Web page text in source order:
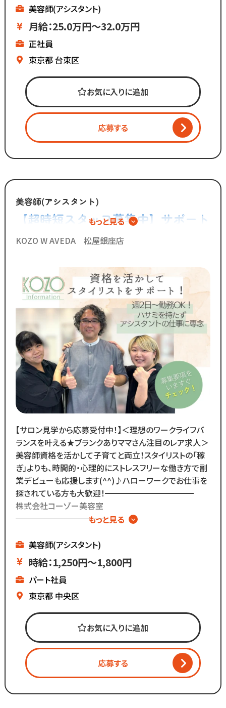
∴‥∵‥∴‥∵‥∵
━━━━━━━━━━━
株式会社コーゾー美容室
━━━━━━━━━━━
創業50年を迎え、
展開しています。
マーケティング会社出身の
2代目社長により
新しい集客方法や
変化を加えています。
時代に合わないものは変えていく」
スタッフが長く勤められることを
何よりも大切に考えているからこそ
今後もより働きやすい環境へ
◆グループの実績◆
￣￣￣￣￣￣￣￣￣￣￣￣￣
・スタッフ月間平均報酬
「30万円以上」☆
・月間来店人数2,000人以上（4店舗平均）
◆SNSで職場のリアルな雰囲気を
チェックできます！◆
￣￣￣￣￣￣￣￣￣￣￣￣￣
／
Instagram・TikTokで
当サロンの日常を配信中♪
＼
スタッフの技術紹介や職場の雰囲気、
撮影イベント・研修会の様子など、
リアルな職場環境をご覧いただけます☆
応募前に一度ご覧ください♪
Instagram ▷「@kozo.recruit」
Tiktok ▷「＠kozo_recruit」
美容師(アシスタント)
月給：25.0万円～32.0万円
正社員
東京都台東区
お気に入りに追加
応募する
美容師(アシスタント)
【超時短スタッフ募集中】サポート
業務を極めるアシスタント専任とい
もっと見る
KOZO W AVEDA 松屋銀座店
【サロン見学から応募受付中！】＜理想のワークライフバ
ランスを叶える★ブランクありママさん注目のレア求人＞
美容師資格を活かして子育てと両立！スタイリストの「稼
ぎ」よりも、時間的・心理的にストレスフリーな働き方で副
業デビューも応援します(^^)♪ハローワークでお仕事を
探されている方も大歓迎！━━━━━━━━━━━
株式会社コーゾー美容室
━━━━━━━━━━━
現在都内に4店舗のサロンを
展開しています。
マーケティング会社出身の
2代目社長により
時代に合わせた働き方へ
変化を加えています。
「いいものは残し、
時代に合わないものは変えていく」
スタッフが長く勤められることを
もっと見る
美容師(アシスタント)
時給：1,250円～1,800円
パート社員
東京都 中央区
お気に入りに追加
応募する